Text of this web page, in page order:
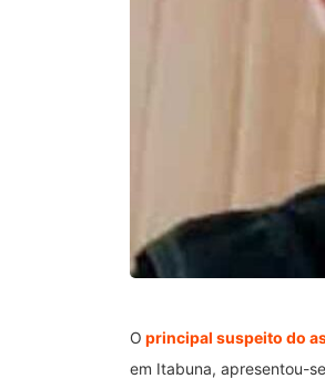
O principal suspeito do
em Itabuna, apresentou-